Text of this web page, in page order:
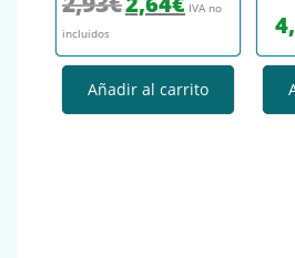
IVA no
incluidos
Añadir al carrito